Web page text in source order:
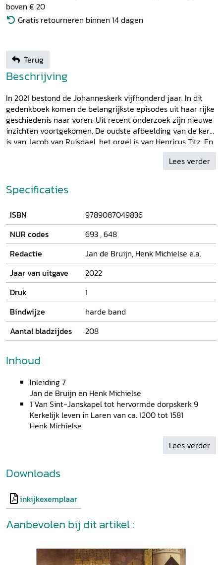
boven € 20
Gratis retourneren binnen 14 dagen
Terug
Beschrijving
In 2021 bestond de Johanneskerk vijfhonderd jaar. In dit
gedenkboek komen de belangrijkste episodes uit haar rijke
geschiedenis naar voren. Uit recent onderzoek zijn nieuwe
inzichten voortgekomen. De oudste afbeelding van de kerk
is van Jacob van Ruisdael, het orgel is van Henricus Titz. En
dan zijn er nog de onopgeloste raadsels zoals het
zogeheten Johannesbeeld en de afbraak van het koor.
Lees verder
Specificaties
ISBN
9789087049836
NUR codes
693 ,648
Redactie
Jan de Bruijn, Henk Michielse e.a.
Jaar van uitgave
2022
Druk
1
Bindwijze
harde band
Aantal bladzijdes
208
Inhoud
Inleiding 7
Jan de Bruijn en Henk Michielse
1 Van Sint-Janskapel tot hervormde dorpskerk 9
Kerkelijk leven in Laren van ca. 1200 tot 1581
Henk Michielse
Calvinist en Catholyck in Laren in de zeventiende
Ruud Hehenkamp
3 Om toren, kerk en kerkhof 42
Jan de Bruijn
De hervormde gemeente van Laren, 1825-1920
5 Verzuiling en oecumene 76
Protestant en katholiek in Laren in de twintigste
Lees verder
Downloads
inkijkexemplaar
Aanbevolen bij dit artikel :